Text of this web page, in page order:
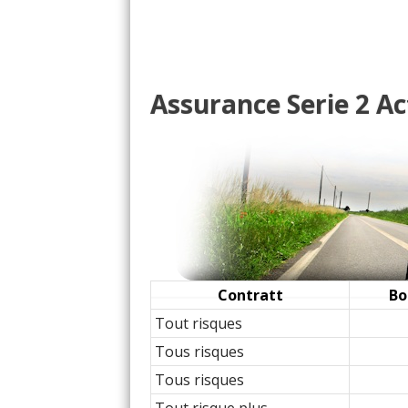
218i 136 ch Boîte auto
15/20 218i 136 ch BVA 6,
16/20 218i 136 ch boîte auto,
18/20 218i 136 ch Mod u06
18/20 218i 136 ch
Assurance Serie 2
Contratt
Tout risques
Tous risques
Tous risques